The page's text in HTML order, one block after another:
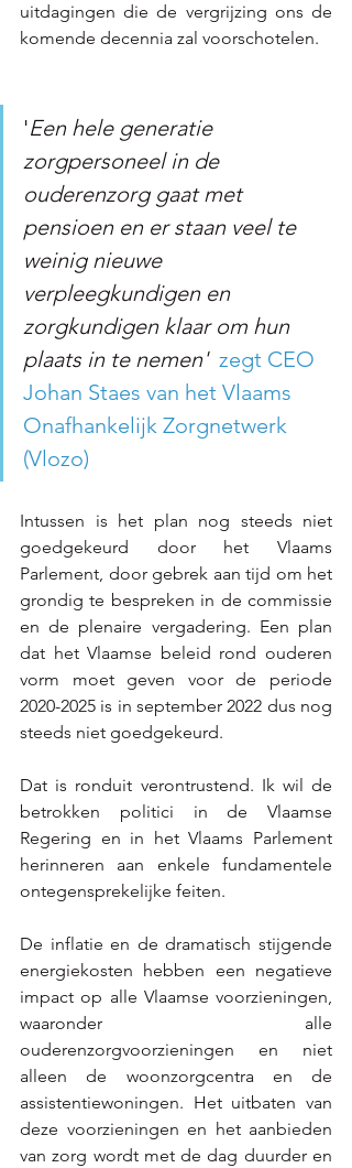
uitdagingen die de vergrijzing ons de
komende decennia zal voorschotelen.
'Een hele generatie
zorgpersoneel in de
ouderenzorg gaat met
pensioen en er staan veel te
weinig nieuwe
verpleegkundigen en
zorgkundigen klaar om hun
plaats in te nemen' zegt CEO
Johan Staes van het Vlaams
Onafhankelijk Zorgnetwerk
(Vlozo)
Intussen is het plan nog steeds niet
goedgekeurd door het Vlaams
Parlement, door gebrek aan tijd om het
grondig te bespreken in de commissie
en de plenaire vergadering. Een plan
dat het Vlaamse beleid rond ouderen
vorm moet geven voor de periode
2020-2025 is in september 2022 dus nog
steeds niet goedgekeurd.
Dat is ronduit verontrustend. Ik wil de
betrokken politici in de Vlaamse
Regering en in het Vlaams Parlement
herinneren aan enkele fundamentele
ontegensprekelijke feiten.
De inflatie en de dramatisch stijgende
energiekosten hebben een negatieve
impact op alle Vlaamse voorzieningen,
waaronder alle
ouderenzorgvoorzieningen en niet
alleen de woonzorgcentra en de
assistentiewoningen. Het uitbaten van
deze voorzieningen en het aanbieden
van zorg wordt met de dag duurder en